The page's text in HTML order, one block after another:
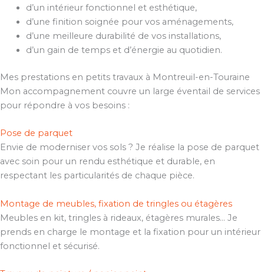
d’un intérieur fonctionnel et esthétique,
d’une finition soignée pour vos aménagements,
d’une meilleure durabilité de vos installations,
d’un gain de temps et d’énergie au quotidien.
Mes prestations en petits travaux à Montreuil-en-Touraine
Mon accompagnement couvre un large éventail de services
pour répondre à vos besoins :
Pose de parquet
Envie de moderniser vos sols ? Je réalise la pose de parquet
avec soin pour un rendu esthétique et durable, en
respectant les particularités de chaque pièce.
Montage de meubles, fixation de tringles ou étagères
Meubles en kit, tringles à rideaux, étagères murales… Je
prends en charge le montage et la fixation pour un intérieur
fonctionnel et sécurisé.